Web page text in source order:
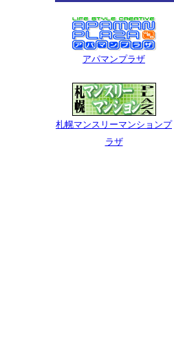
アパマンプラザ
札幌マンスリーマンションプ
ラザ